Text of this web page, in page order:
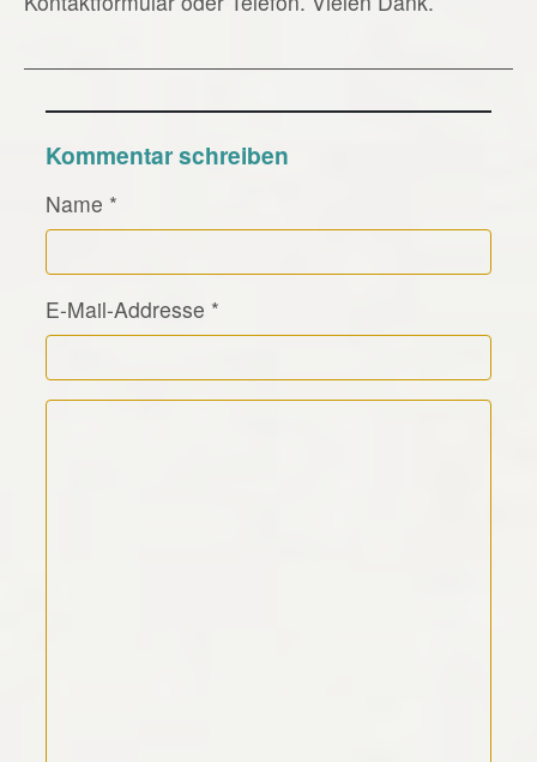
Kommentar schreiben
Name *
E-Mail-Addresse *
Kommentar Text